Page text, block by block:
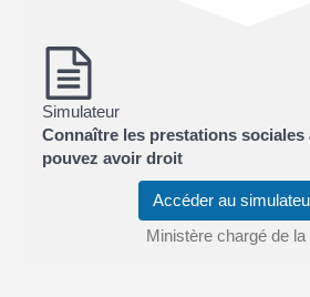
Simulateur
Connaître les prestations sociales
pouvez avoir droit
Accéder au
Ministère chargé de la